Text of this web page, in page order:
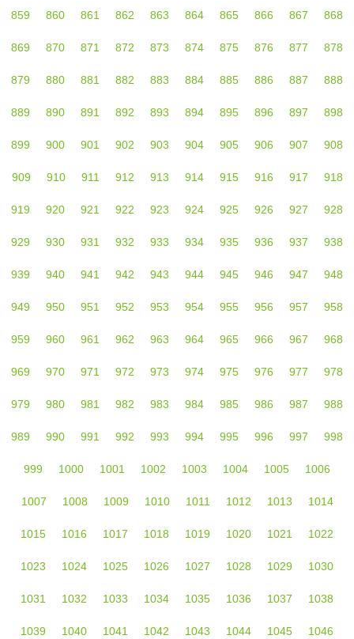
859 860 861 862 863 864 865 866 867 868
869 870 871 872 873 874 875 876 877 878
879 880 881 882 883 884 885 886 887 888
889 890 891 892 893 894 895 896 897 898
899 900 901 902 903 904 905 906 907 908
909 910 911 912 913 914 915 916 917 918
919 920 921 922 923 924 925 926 927 928
929 930 931 932 933 934 935 936 937 938
939 940 941 942 943 944 945 946 947 948
949 950 951 952 953 954 955 956 957 958
959 960 961 962 963 964 965 966 967 968
969 970 971 972 973 974 975 976 977 978
979 980 981 982 983 984 985 986 987 988
989 990 991 992 993 994 995 996 997 998
999 1000 1001 1002 1003 1004 1005 1006
1007 1008 1009 1010 1011 1012 1013 1014
1015 1016 1017 1018 1019 1020 1021 1022
1023 1024 1025 1026 1027 1028 1029 1030
1031 1032 1033 1034 1035 1036 1037 1038
1039 1040 1041 1042 1043 1044 1045 1046